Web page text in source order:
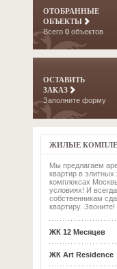
ОТОБРАННЫЕ
ОБЪЕКТЫ
Всего 0 объектов
ОСТАВИТЬ
ЗАКАЗ
Заполните форму
ЖИЛЫЕ
Мы предлагаем
квартир в элитных
комплексах
условиях! И
собственникам
квартиру. Звоните!
ЖК 12 Месяцев
ЖК Art Residence